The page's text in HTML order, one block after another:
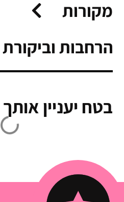
מקורות
הרחבות וביקורת
בטח יעניין